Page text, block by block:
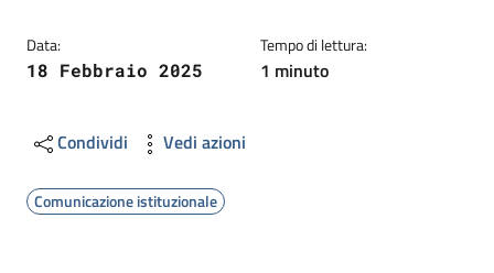
Data:
18 Febbraio 2025
Tempo di lettura:
1 minuto
Condividi Vedi azioni
Comunicazione istituzionale